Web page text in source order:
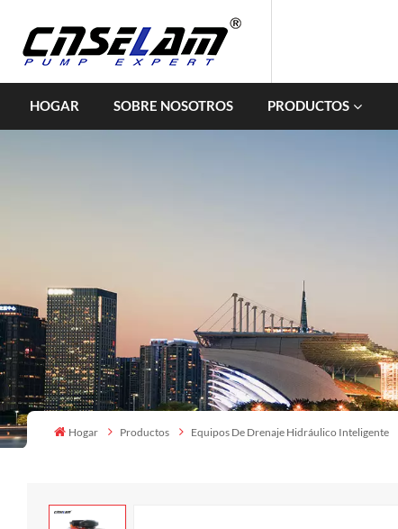
HOGAR SOBRE NOSOTROS PRODUCTOS
Hogar Productos Equipos De Drenaje Hidráulico Inteligente